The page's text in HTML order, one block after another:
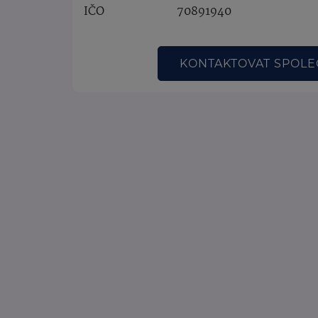
IČO
70891940
KONTAKTOVAT